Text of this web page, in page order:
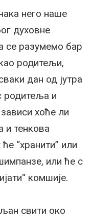
него наше
духовне
се разумемо бар
родитељи,
дан од јутра
родитеља и
хоће ли
и тенкова
“хранити” или
или ће с
комшије.
свити око